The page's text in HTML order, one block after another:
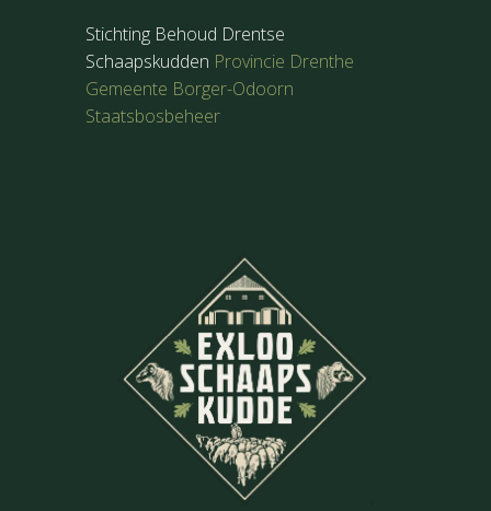
Stichting Behoud Drentse
Schaapskudden Provincie Drenthe
Gemeente Borger-Odoorn
Staatsbosbeheer